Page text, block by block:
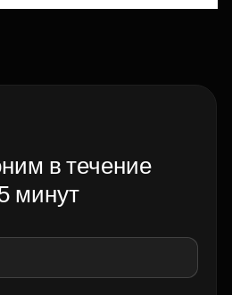
в течение
минут